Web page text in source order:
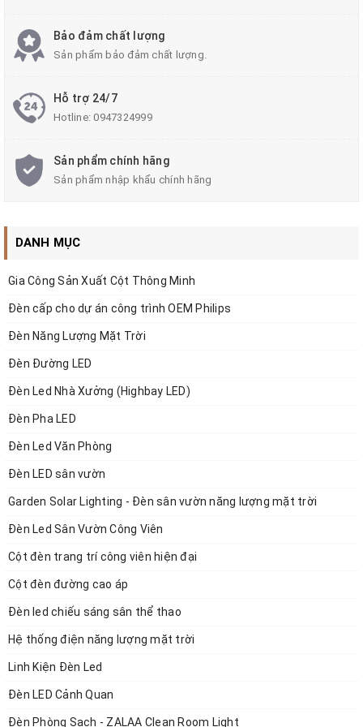
Bảo đảm chất lượng
Sản phẩm bảo đảm chất lượng.
Hỗ trợ 24/7
Hotline:0947324999
Sản phẩm chính hãng
Sản phẩm nhập khẩu chính hãng
DANH MỤC
Gia Công Sản Xuất Cột Thông Minh
Đèn cấp cho dự án công trình OEM Philips
Đèn Năng Lượng Mặt Trời
Đèn Đường LED
Đèn Led Nhà Xưởng (Highbay LED)
Đèn Pha LED
Đèn Led Văn Phòng
Đèn LED sân vườn
Garden Solar Lighting - Đèn sân vườn năng lượng mặt trời
Đèn Led Sân Vườn Công Viên
Cột đèn trang trí công viên hiện đại
Cột đèn đường cao áp
Đèn led chiếu sáng sân thể thao
Hệ thống điện năng lượng mặt trời
Linh Kiện Đèn Led
Đèn LED Cảnh Quan
Đèn Phòng Sạch - ZALAA Clean Room Light